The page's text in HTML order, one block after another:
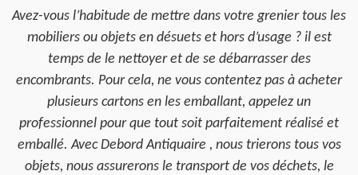
Avez-vous l’habitude de mettre dans votre grenier tous les
mobiliers ou objets en désuets et hors d’usage ? il est
temps de le nettoyer et de se débarrasser des
encombrants. Pour cela, ne vous contentez pas à acheter
plusieurs cartons en les emballant, appelez un
professionnel pour que tout soit parfaitement réalisé et
emballé. Avec Debord Antiquaire , nous trierons tous vos
objets, nous assurerons le transport de vos déchets, le